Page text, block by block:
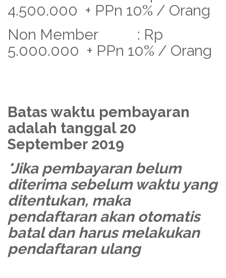
4.500.000 + PPn 10% / Orang
Non Member : Rp
5.000.000 + PPn 10% / Orang
Batas waktu pembayaran
adalah tanggal 20
September 2019
*Jika pembayaran belum
diterima sebelum waktu yang
ditentukan, maka
pendaftaran akan otomatis
batal dan harus melakukan
pendaftaran ulang